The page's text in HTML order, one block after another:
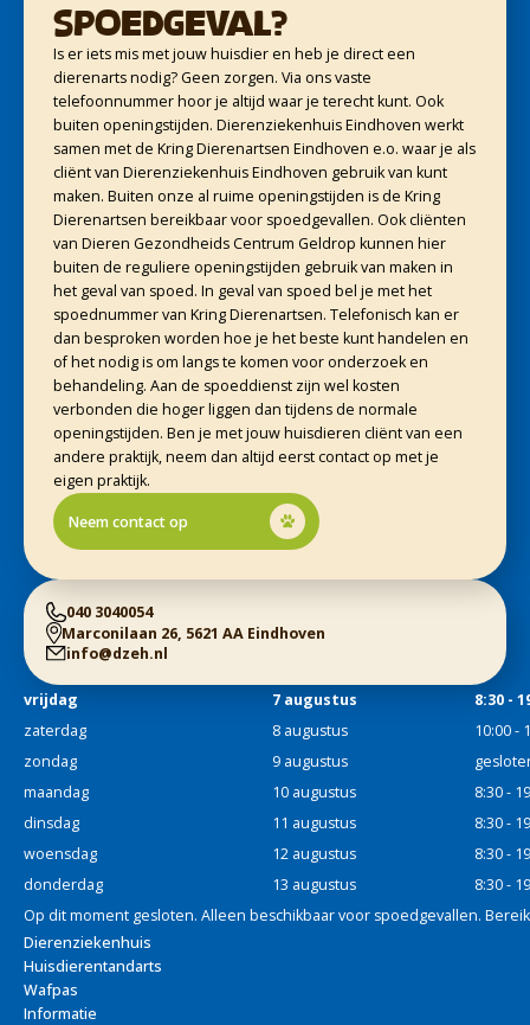
Spoedgeval?
Is er iets mis met jouw huisdier en heb je direct een
dierenarts nodig? Geen zorgen. Via ons vaste
telefoonnummer hoor je altijd waar je terecht kunt. Ook
buiten openingstijden. Dierenziekenhuis Eindhoven werkt
samen met de Kring Dierenartsen Eindhoven e.o. waar je als
cliënt van Dierenziekenhuis Eindhoven gebruik van kunt
maken. Buiten onze al ruime openingstijden is de Kring
Dierenartsen bereikbaar voor spoedgevallen. Ook cliënten
van Dieren Gezondheids Centrum Geldrop kunnen hier
buiten de reguliere openingstijden gebruik van maken in
het geval van spoed. In geval van spoed bel je met het
spoednummer van Kring Dierenartsen. Telefonisch kan er
dan besproken worden hoe je het beste kunt handelen en
of het nodig is om langs te komen voor onderzoek en
behandeling. Aan de spoeddienst zijn wel kosten
verbonden die hoger liggen dan tijdens de normale
openingstijden. Ben je met jouw huisdieren cliënt van een
andere praktijk, neem dan altijd eerst contact op met je
eigen praktijk.
Neem contact op
040 3040054
Marconilaan 26, 5621 AA Eindhoven
info@dzeh.nl
vrijdag 7 augustus
8:30 -
zaterdag
8 augustus
10:00 -
zondag
9 augustus
maandag
10 augustus
8:30 -
dinsdag
11 augustus
8:30 -
woensdag
12 augustus
8:30 -
donderdag
13 augustus
8:30 -
Op dit moment gesloten. Alleen beschikbaar voor spoedgevallen.
Dierenziekenhuis
Huisdierentandarts
Wafpas
Informatie